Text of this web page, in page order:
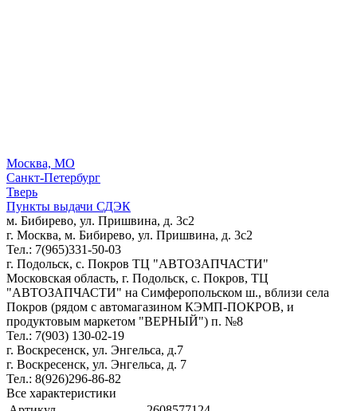
Москва, МО
Санкт-Петербург
Тверь
Пункты выдачи СДЭК
м. Бибирево, ул. Пришвина, д. 3с2
г. Москва, м. Бибирево, ул. Пришвина, д. 3с2
Тел.: 7(965)331-50-03
г. Подольск, c. Покров ТЦ "АВТОЗАПЧАСТИ"
Московская область, г. Подольск, c. Покров, ТЦ
"АВТОЗАПЧАСТИ" на Симферопольском ш., вблизи села
Покров (рядом с автомагазином КЭМП-ПОКРОВ, и
продуктовым маркетом "ВЕРНЫЙ") п. №8
Тел.: 7(903) 130-02-19
г. Воскресенск, ул. Энгельса, д.7
г. Воскресенск, ул. Энгельса, д. 7
Тел.: 8(926)296-86-82
Все характеристики